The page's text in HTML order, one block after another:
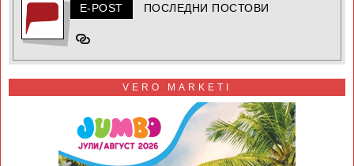
E-POST ПОСЛЕДНИ ПОСТОВИ
VERO MARKETI